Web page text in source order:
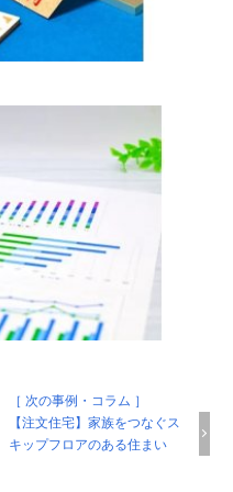
［ 次の事例・コラム ］
【注文住宅】家族をつなぐス
キップフロアのある住まい